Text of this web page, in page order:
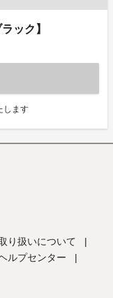
ック】
します
り扱いについて
|
ルプセンター
|